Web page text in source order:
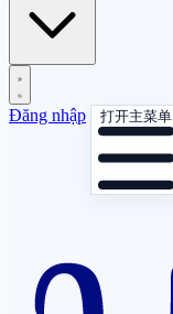
Đăng nhập 打开主菜单